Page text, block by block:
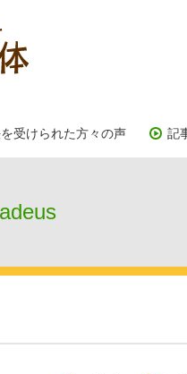
受けられた方々の声 記